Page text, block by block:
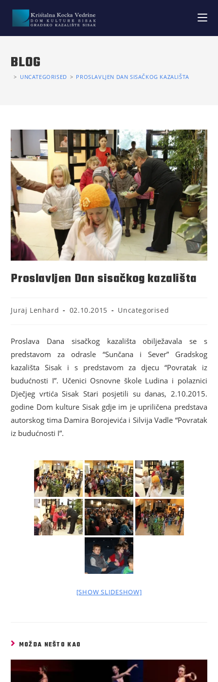
BLOG
> UNCATEGORISED > PROSLAVLJEN DAN SISAČKOG KAZALIŠTA
Proslavljen Dan sisačkog kazališta
Juraj Lenhard 02.10.2015 Uncategorised
Proslava Dana sisačkog kazališta obilježavala se s
predstavom za odrasle “Sunčana i Sever” Gradskog
kazališta Sisak i s predstavom za djecu “Povratak iz
budućnosti I”. Učenici Osnovne škole Ludina i polaznici
Dječjeg vrtića Sisak Stari posjetili su danas, 2.10.2015.
godine Dom kulture Sisak gdje im je upriličena predstava
autorskog tima Damira Borojevića i Silvija Vadle “Povratak
iz budućnosti I”.
[SHOW SLIDESHOW]
MOŽDA NEŠTO KAO